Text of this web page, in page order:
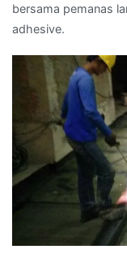
bersama pemanas
adhesive.